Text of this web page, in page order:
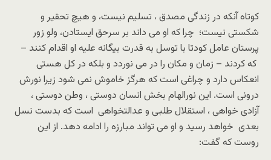
کوتاه آنکه در زندگی مصدق ، تسلیم نیست، و هیچ تحقیر و
شکستی نیست؛ چرا که او می داند بر سرحق ایستادن، ولو زور
پرستان عامل کودتا با توسل به قدرت بیگانه علیه او اقدام کنند –
که کردند – زمان و مکان را در می نوردد و بلکه در کل هستی
انعکاس دارد و چراغی است که هرگز خاموش نمی شود زیرا نورش
درونی است. این نورالهام بخش انسان دوستی ، وطن دوستی ،
آزادی خواهی ، استقلال طلبی و عدالتخواهی است که بدست نسل
بعدی خواهد رسید و او می تواند مبارزه را ادامه دهد. از این
روست که گفت: